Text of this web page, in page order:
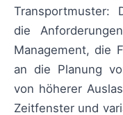
Transportmuster:
die
Management, die
an die Planung
von höherer
Zeitfenster und